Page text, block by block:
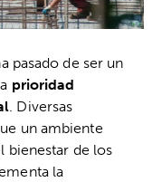
pasado de ser un
prioridad
. Diversas
un ambiente
bienestar de los
la